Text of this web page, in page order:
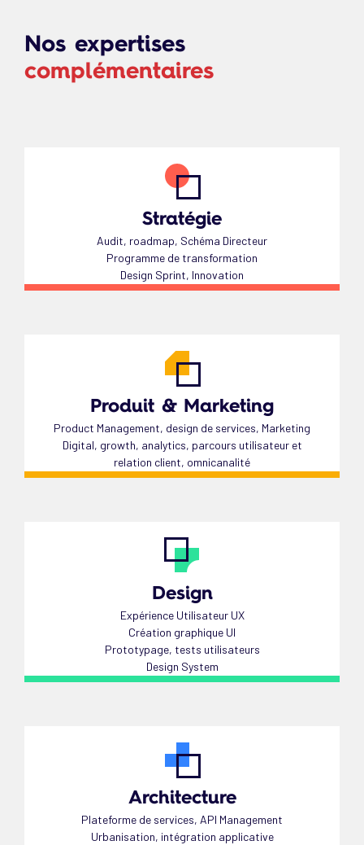
Nos expertises
complémentaires
Stratégie
Audit, roadmap, Schéma Directeur
Programme de transformation
Design Sprint, Innovation
Produit & Marketing
Product Management, design de services, Marketing
Digital, growth, analytics, parcours utilisateur et
relation client, omnicanalité
Design
Expérience Utilisateur UX
Création graphique UI
Prototypage, tests utilisateurs
Design System
Architecture
Plateforme de services, API Management
Urbanisation, intégration applicative